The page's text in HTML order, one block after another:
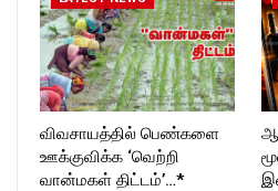
விவசாயத்தில் பெண்களை
ஊக்குவிக்க ‘வெற்றி
வான்மகள் திட்டம்’…*